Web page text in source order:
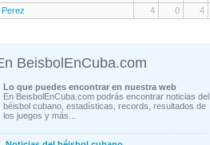
Perez 4 0 4
BeisbolEnCuba.com
Lo que puedes encontrar en nuestra web
En BeisbolEnCuba.com podrás encontrar noticias del
béisbol cubano, estadísticas, records, resultados de
los juegos y más...